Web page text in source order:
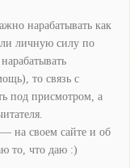
нарабатывать как
личную силу по
то связь с
под присмотром, а
на своем сайте и об
то, что даю :)